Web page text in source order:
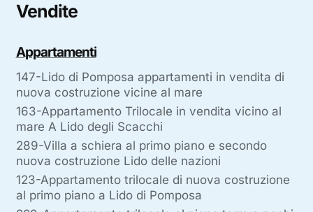
Vendite
Appartamenti
147-Lido di Pomposa appartamenti in vendita di
nuova costruzione vicine al mare
163-Appartamento Trilocale in vendita vicino al
mare A Lido degli Scacchi
289-Villa a schiera al primo piano e secondo
nuova costruzione Lido delle nazioni
123-Appartamento trilocale di nuova costruzione
al primo piano a Lido di Pomposa